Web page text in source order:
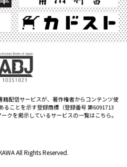
配信サービスが、著作権者からコンテンツ使
ることを示す登録商標（登録番号 第6091713
クを掲示しているサービスの一覧はこちら。
All Rights Reserved.